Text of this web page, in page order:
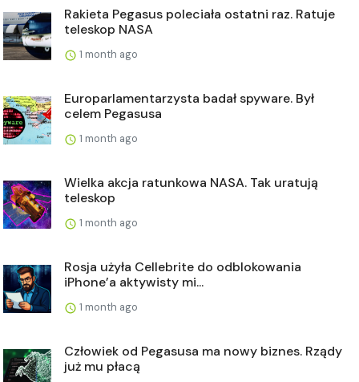
Rakieta Pegasus poleciała ostatni raz. Ratuje
teleskop NASA
1 month ago
Europarlamentarzysta badał spyware. Był
celem Pegasusa
1 month ago
Wielka akcja ratunkowa NASA. Tak uratują
teleskop
1 month ago
Rosja użyła Cellebrite do odblokowania
iPhone’a aktywisty mi...
1 month ago
Człowiek od Pegasusa ma nowy biznes. Rządy
już mu płacą